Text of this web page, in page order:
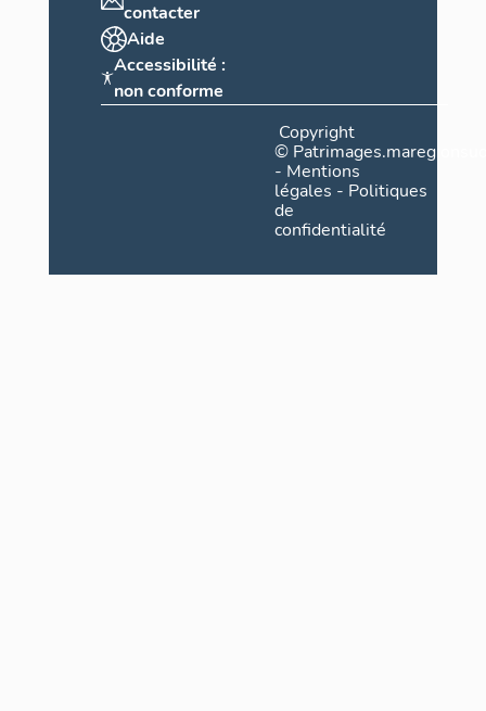
contacter
Aide
Accessibilité :
non conforme
Copyright
©
- Mentions
légales - Politiques
de
confidentialité